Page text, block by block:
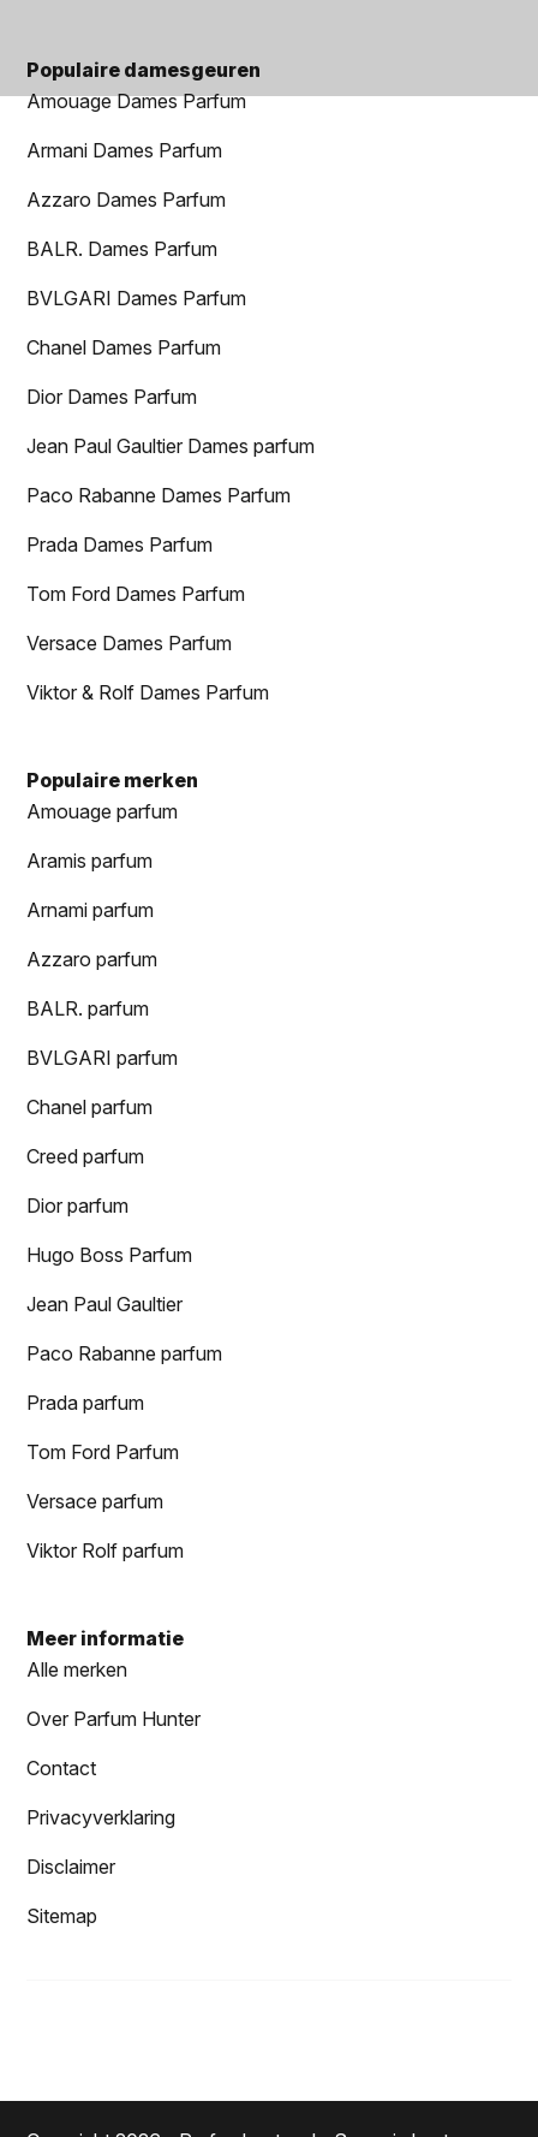
Populaire damesgeuren
Amouage Dames Parfum
Armani Dames Parfum
Azzaro Dames Parfum
BALR. Dames Parfum
BVLGARI Dames Parfum
Chanel Dames Parfum
Dior Dames Parfum
Jean Paul Gaultier Dames parfum
Paco Rabanne Dames Parfum
Prada Dames Parfum
Tom Ford Dames Parfum
Versace Dames Parfum
Viktor & Rolf Dames Parfum
Populaire merken
Amouage parfum
Aramis parfum
Arnami parfum
Azzaro parfum
BALR. parfum
BVLGARI parfum
Chanel parfum
Creed parfum
Dior parfum
Hugo Boss Parfum
Jean Paul Gaultier
Paco Rabanne parfum
Prada parfum
Tom Ford Parfum
Versace parfum
Viktor Rolf parfum
Meer informatie
Alle merken
Over Parfum Hunter
Contact
Privacyverklaring
Disclaimer
Sitemap